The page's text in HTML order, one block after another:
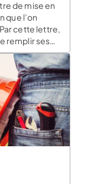
de mise en
que l’on
cette lettre,
remplir ses
cas
le délai imparti,